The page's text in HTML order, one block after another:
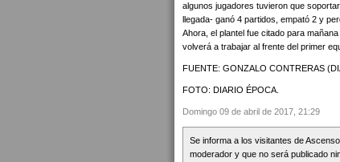
algunos jugadores tuvieron que
llegada- ganó 4 partidos, empató 2 y
Ahora, el plantel fue citado para
volverá a trabajar al frente del primer
FUENTE: GONZALO CONTRERAS
FOTO: DIARIO ÉPOCA.
Domingo 09 de abril de 2017, 21:29
Se informa a los visitantes de
moderador y que no será publicado